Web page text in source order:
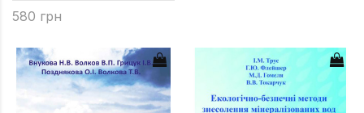
580 грн